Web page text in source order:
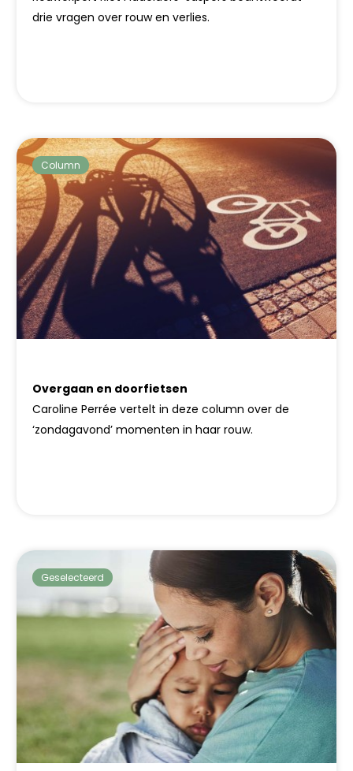
drie vragen over rouw en verlies.
Column
Overgaan en doorfietsen
Caroline Perrée vertelt in deze column over de
‘zondagavond’ momenten in haar rouw.
Geselecteerd